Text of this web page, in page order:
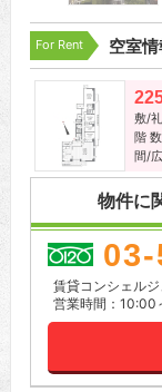
For Rent 空室情
敷/
階
間/
物件に
賃貸コンシェルジ
営業時間：10:00